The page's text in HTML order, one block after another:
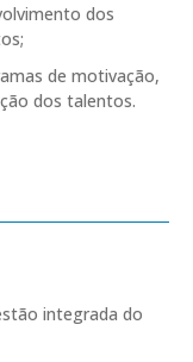
dos
de motivação,
dos talentos.
integrada do